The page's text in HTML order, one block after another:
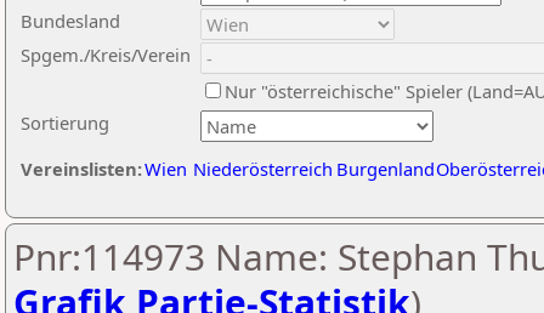
Sortierung
Bundesland
Spgem./Kreis/Verein
Nur "österreichische" Spieler
Vereinslisten:Wien Niederösterreich Burgenland
Pnr:114973 Name: Stephan
Grafik Partie-Statistik)